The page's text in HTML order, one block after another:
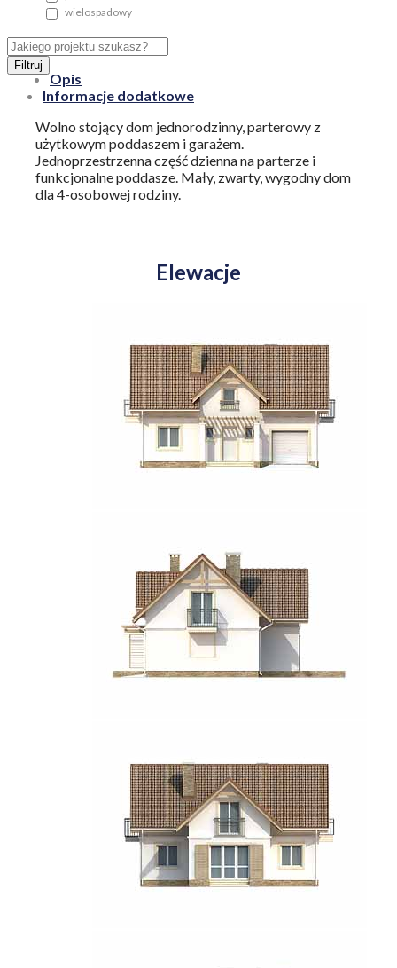
wielospadowy
Filtruj
Opis
Informacje dodatkowe
Wolno stojący dom jednorodzinny, parterowy z
użytkowym poddaszem i garażem.
Jednoprzestrzenna część dzienna na parterze i
funkcjonalne poddasze. Mały, zwarty, wygodny dom
dla 4-osobowej rodziny.
Elewacje